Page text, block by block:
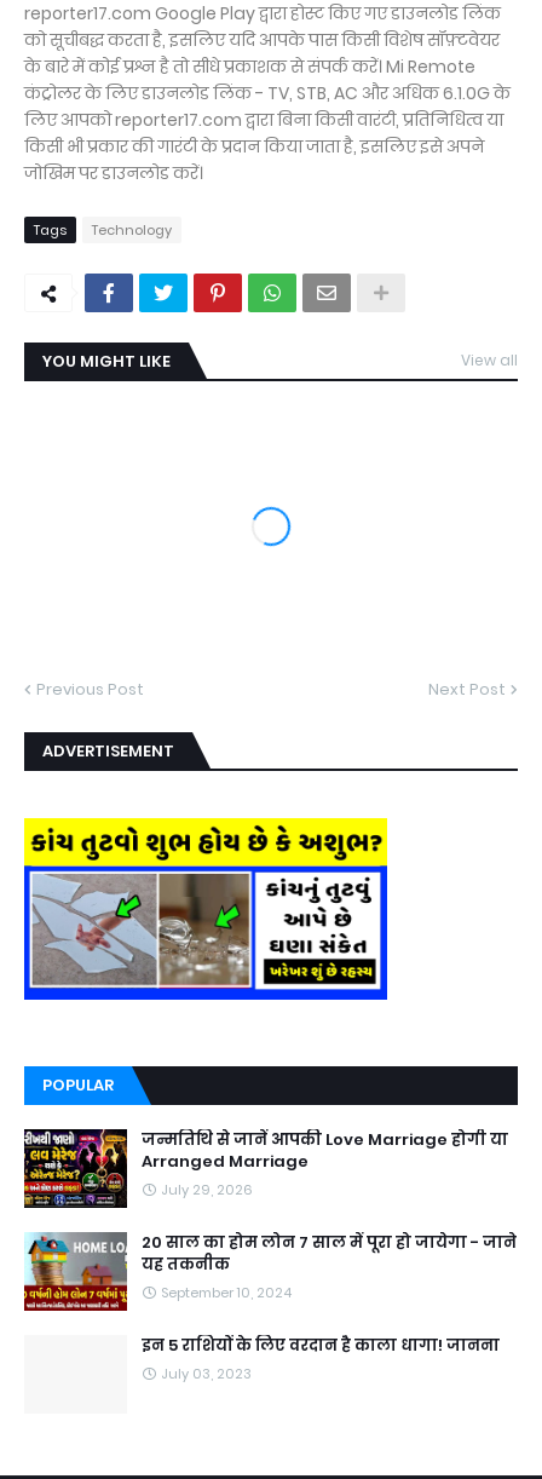
reporter17.com Google Play द्वारा होस्ट किए गए डाउनलोड लिंक
को सूचीबद्ध करता है, इसलिए यदि आपके पास किसी विशेष सॉफ़्टवेयर
के बारे में कोई प्रश्न है तो सीधे प्रकाशक से संपर्क करें। Mi Remote
कंट्रोलर के लिए डाउनलोड लिंक - TV, STB, AC और अधिक 6.1.0G के
लिए आपको reporter17.com द्वारा बिना किसी वारंटी, प्रतिनिधित्व या
किसी भी प्रकार की गारंटी के प्रदान किया जाता है, इसलिए इसे अपने
जोखिम पर डाउनलोड करें।
Tags Technology
YOU MIGHT LIKE View all
Previous Post Next Post
ADVERTISEMENT
POPULAR
जन्मतिथि से जानें आपकी Love Marriage होगी या
Arranged Marriage
July 29, 2026
20 साल का होम लोन 7 साल में पूरा हो जायेगा - जाने
यह तकनीक
September 10, 2024
इन 5 राशियों के लिए वरदान है काला धागा! जानना
July 03, 2023